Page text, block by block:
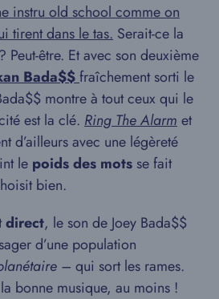
instru old school comme on
tirent dans le tas. Serait-ce la
? Peut-être. Et avec son deuxième
Bada$$fraîchement sorti le
montre à tout ceux qui le
est la clé. Ring The Alarm et
d’ailleurs avec une légèreté
le poids des mots se fait
bien.
direct, le son de Joey Bada$$
d’une population
– qui sort les rames.
bonne musique, au moins !